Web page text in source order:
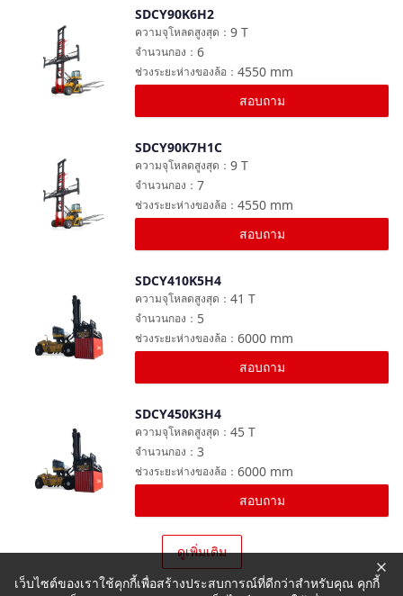
เปรียบเทียบ
SDCY90K6H2
9 T
ความจุโหลดสูงสุด ：
6
จำนวนกอง ：
4550 mm
ช่วงระยะห่างของล้อ ：
สอบถาม
เปรียบเทียบ
SDCY90K7H1C
9 T
ความจุโหลดสูงสุด ：
7
จำนวนกอง ：
4550 mm
ช่วงระยะห่างของล้อ ：
สอบถาม
SDCY410K5H4
41 T
ความจุโหลดสูงสุด ：
5
จำนวนกอง ：
6000 mm
ช่วงระยะห่างของล้อ ：
สอบถาม
SDCY450K3H4
45 T
ความจุโหลดสูงสุด ：
3
จำนวนกอง ：
6000 mm
ช่วงระยะห่างของล้อ ：
สอบถาม
ดูเพิ่มเติม
เว็บไซต์ของเราใช้คุกกี้เพื่อสร้างประสบการณ์ที่ดีกว่าสำหรับคุณ คุกกี้